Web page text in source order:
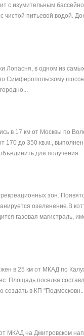
с изумительным
чистой питьевой водой.
Лопасня, в одном из самых
Симферопольскому
в 17 км от Москвы по
170 до 350 кв.м.,
для получения...
зон.
озеленение.В
газовая магистраль,
в 25 км от МКАД по
Площадь поселка
создать в КП
МКАД на Дмитровском